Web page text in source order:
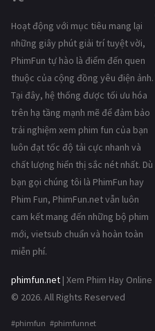
Hoạt động với mục tiêu mang lại
những giây phút giải trí tuyệt vời,
PhimFun tự hào là điểm đến quen
thuộc của cộng đồng yêu điện ảnh.
Tại đây, hệ thống được tối ưu hóa
trên hạ tầng mạnh mẽ để đảm bảo
trải nghiệm xem phim fun của bạn
luôn đạt tốc độ tải cực nhanh và
chất lượng hiển thị sắc nét nhất. Dù
bạn gọi chúng tôi là PhimFun hay
Phim Fun, PhimFun.net vẫn luôn
cam kết mang đến những bộ phim
mới, vietsub chuẩn và hoàn toàn
miễn phí.
phimfun.net | Xem Phim Hay Online
© 2026. All Rights Reserved
#phimfun #phimfunnet